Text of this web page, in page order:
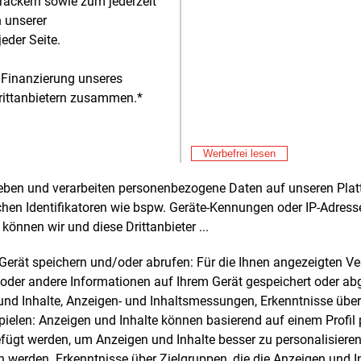
unserer
Seite.
unseres
zusammen.*
Werbefrei lesen
und verarbeiten personenbezogene Daten auf unseren
Identifikatoren wie bspw. Geräte-Kennungen oder IP-
wir und diese Drittanbieter ...
speichern und/oder abrufen: Für die Ihnen angezeigten
andere Informationen auf Ihrem Gerät gespeichert oder
Inhalte, Anzeigen- und Inhaltsmessungen, Erkenntnisse
Anzeigen und Inhalte können basierend auf einem Profil
werden, um Anzeigen und Inhalte besser zu
kleiner geworden. Die Folgen der
haben sich zum letzten Mal im
gezeigt.“
von über 2,5 Milliarden in
Wachstum und
Für die Umsetzung der 2023
Konzernstrategie sind
Euro bereits getroffen. In
beabsichtigt Uniper Investitionen
2,5 Milliarden Euro bis 2030. Der
Teil davon soll in den Neubau von
MW wasserstofffähigen
E&M
E&M